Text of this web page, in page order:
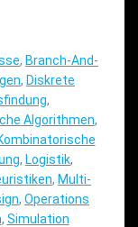
, Branch-And-
, Diskrete
,
Algorithmen,
, Logistik,
, Multi-
, Operations
, Simulation